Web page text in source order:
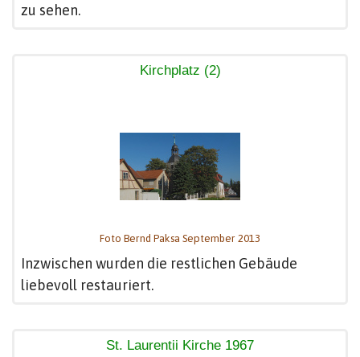
zu sehen.
Kirchplatz (2)
Foto Bernd Paksa September 2013
Inzwischen wurden die restlichen Gebäude
liebevoll restauriert.
St. Laurentii Kirche 1967